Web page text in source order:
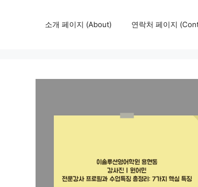
소개 페이지 (About) 연락처 페이지